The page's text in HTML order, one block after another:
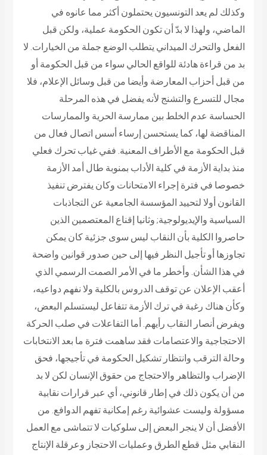
وكذلك لم يعد التونسيون يحتملون أكثر مما عانوه في
الماضي، ولهذا لا بدّ أن تكون الحكومة عملية، ولكن قبل
الفعل والتحرك الميداني يتطلب الوضع جملة من الخيارات. لا
بد من قراءة هادئة للواقع الحالي سواء من قبل الحكومة أو
من قبل أحزاب المعارضة وأيضا من قبل وسائل الإعلام، فلا
مجال للتسرع والتشنج لأنه يفضل في هذه المرحلة
الحساسة عدم الخلط بين ممارسة الحرية والممارسات
المناقضة لها، كما يستحسن إرساء أسس اتصال فعال من
قبل الحكومة مع الأطراف المعنية. ففي غياب تحرك فعلي
منذ بداية الأزمة في كلية الأداب بمنوبة طال أمد الأزمة
خصوصا في فترة إجراء الامتحانات وكان يفترض تنفيذ
القانون أولا لتحييد المؤسسة الجامعية عن التجاذبات
السياسية والإيديولوجية; وثانيا إقناع المعتصمين الذين
حاصروا الكلية بأن النقاب ليس سوى جزئية كان يمكن
تجاوزها أو تأجيل النظر فيها إلى حين صدور قوانين واضحة
في هذا الشأن. وأخطر ما في الأمر الصمت الرسمي الذي
أعقب الإعلان عن توقف الدروس بالكلية ولا نفهم دواعيه،
وكأن هناك رغبة في ترك الأزمة تتفاعل ليستسلم البعض،
ويفرض أنصار النقاب رأيهم. أما التفاعلات في صلب الحركة
الاحتجاجية والاعتصامات فقد ساهمت فترة ما بعد الانتخابات
وحالة الترقب وانتظار تشكيل الحكومة في تأجيجها، فحق
الإضراب والتظاهر والاحتجاج من حقوق الإنسان لكن لا بد
من أن يكون ذلك في إطار قانوني، أي عبر قرارات نقابية
مسؤولة وليست عشوائية رغم إمكانية تفهم الدوافع. من
الأفضل أن لا ينجر البعض إلى سلوكيات لا تتماشى مع العمل
النقابي مثل قطع الطرق وعمليات الاحتجاز وعرقلة الإنتاج